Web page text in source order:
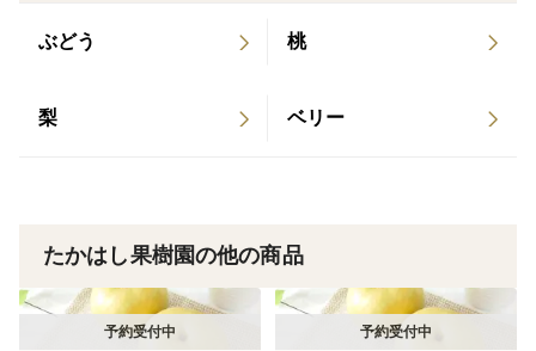
晴天が続いたり、降雨が続いたりすることで果実は常に
たかはし果樹園では、桃の収穫が近づいてきますと農薬
の使用を停止しますので、果実に病気や害虫による少々
の斑点などが見られる場合がございます。
ぶどう 桃
梨 ベリー
たかはし果樹園の他の商品